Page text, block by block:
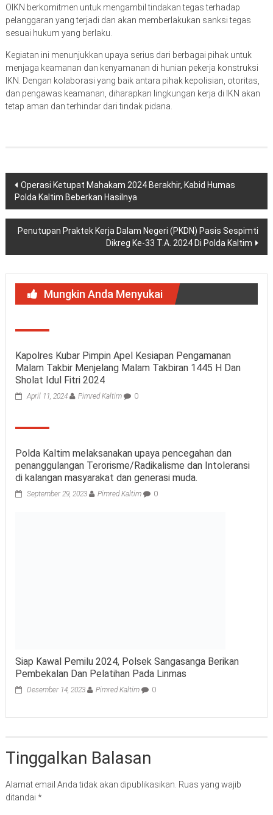
OIKN berkomitmen untuk mengambil tindakan tegas terhadap
pelanggaran yang terjadi dan akan memberlakukan sanksi tegas
sesuai hukum yang berlaku.
Kegiatan ini menunjukkan upaya serius dari berbagai pihak untuk
menjaga keamanan dan kenyamanan di hunian pekerja konstruksi
IKN. Dengan kolaborasi yang baik antara pihak kepolisian, otoritas,
dan pengawas keamanan, diharapkan lingkungan kerja di IKN akan
tetap aman dan terhindar dari tindak pidana.
Navigasi
pos
Operasi Ketupat Mahakam 2024 Berakhir, Kabid Humas
Polda Kaltim Beberkan Hasilnya
Penutupan Praktek Kerja Dalam Negeri (PKDN) Pasis Sespimti
Dikreg Ke-33 T.A. 2024 Di Polda Kaltim
Mungkin Anda Menyukai
Kapolres Kubar Pimpin Apel Kesiapan Pengamanan
Malam Takbir Menjelang Malam Takbiran 1445 H Dan
Sholat Idul Fitri 2024
April 11, 2024 Pimred Kaltim 0
Polda Kaltim melaksanakan upaya pencegahan dan
penanggulangan Terorisme/Radikalisme dan Intoleransi
di kalangan masyarakat dan generasi muda.
September 29, 2023 Pimred Kaltim 0
Alamat email Anda tidak akan dipublikasikan.Ruas yang wajib
ditandai*